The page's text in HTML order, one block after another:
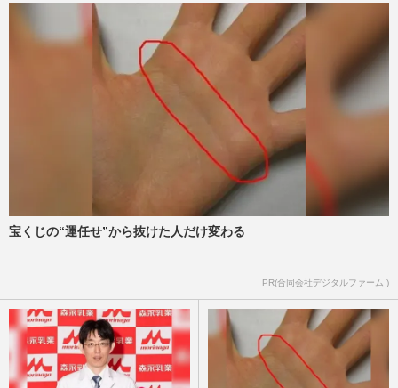
週刊女性PRIME
《市川市動植物園》パンチくんが暮らすサ
ル山に「レーザー照射」の衝撃、園が明か
した真相と“動物たちの安…
週刊女性PRIME
《東京・奥多摩》クマ被害か、上半身がな
い遺体発見「危機感を持って欲しい」全国
で被害続出の事態に国の“…
週刊女性PRIME
《名古屋市東山動植物園》イケメンゴリラ
ン「人間すぎる」反応が…
週刊女性PRIME 2026/6/13
宝くじの“運任せ”から抜けた人だけ変わる
PR(合同会社デジタルファーム )